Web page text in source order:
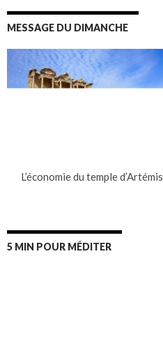
MESSAGE DU DIMANCHE
L’économie du temple d’Artémis
5 MIN POUR MÉDITER